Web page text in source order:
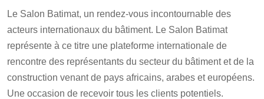
Le Salon Batimat, un rendez-vous incontournable des
acteurs internationaux du bâtiment. Le Salon Batimat
représente à ce titre une plateforme internationale de
rencontre des représentants du secteur du bâtiment et de la
construction venant de pays africains, arabes et européens.
Une occasion de recevoir tous les clients potentiels.